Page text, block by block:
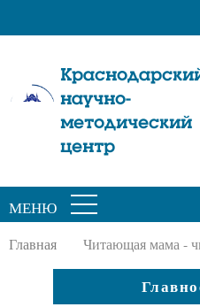
научно-
методический
центр
МЕНЮ
Главная Читающая мама -